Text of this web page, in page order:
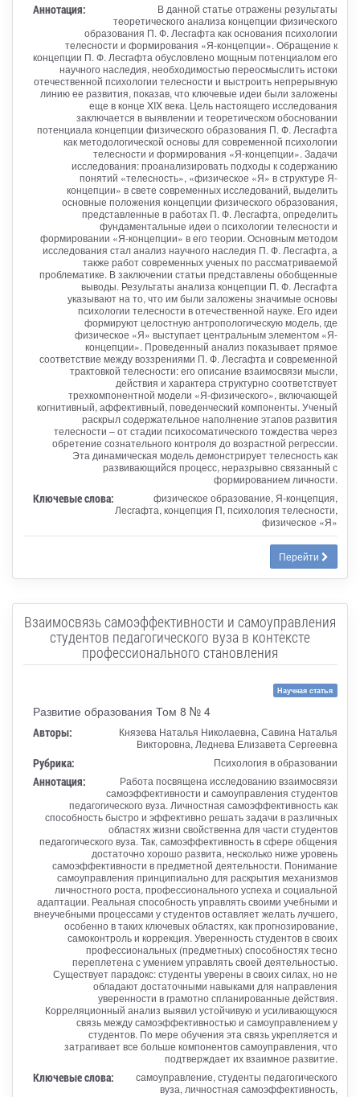
Аннотация:
В данной статье отражены результаты
теоретического анализа концепции физического
образования П. Ф. Лесгафта как основания психологии
телесности и формирования «Я-концепции». Обращение к
концепции П. Ф. Лесгафта обусловлено мощным потенциалом его
научного наследия, необходимостью переосмыслить истоки
отечественной психологии телесности и выстроить непрерывную
линию ее развития, показав, что ключевые идеи были заложены
еще в конце XIX века. Цель настоящего исследования
заключается в выявлении и теоретическом обосновании
потенциала концепции физического образования П. Ф. Лесгафта
как методологической основы для современной психологии
телесности и формирования «Я-концепции». Задачи
исследования: проанализировать подходы к содержанию
понятий «телесность», «физическое «Я» в структуре Я-
концепции» в свете современных исследований, выделить
основные положения концепции физического образования,
представленные в работах П. Ф. Лесгафта, определить
фундаментальные идеи о психологии телесности и
формировании «Я-концепции» в его теории. Основным методом
исследования стал анализ научного наследия П. Ф. Лесгафта, а
также работ современных ученых по рассматриваемой
проблематике. В заключении статьи представлены обобщенные
выводы. Результаты анализа концепции П. Ф. Лесгафта
указывают на то, что им были заложены значимые основы
психологии телесности в отечественной науке. Его идеи
формируют целостную антропологическую модель, где
физическое «Я» выступает центральным элементом «Я-
концепции». Проведенный анализ показывает прямое
соответствие между воззрениями П. Ф. Лесгафта и современной
трактовкой телесности: его описание взаимосвязи мысли,
действия и характера структурно соответствует
трехкомпонентной модели «Я-физического», включающей
когнитивный, аффективный, поведенческий компоненты. Ученый
раскрыл содержательное наполнение этапов развития
телесности – от стадии психосоматического тождества через
обретение сознательного контроля до возрастной регрессии.
Эта динамическая модель демонстрирует телесность как
развивающийся процесс, неразрывно связанный с
формированием личности.
Ключевые слова:
физическое образование, Я-концепция,
Лесгафта, концепция П, психология телесности,
физическое «Я»
Перейти
Взаимосвязь самоэффективности и самоуправления
студентов педагогического вуза в контексте
профессионального становления
Научная статья
Развитие образования Том 8 № 4
Авторы:
Князева Наталья Николаевна, Савина Наталья
Викторовна, Леднева Елизавета Сергеевна
Рубрика: Психология в образовании
Аннотация:
Работа посвящена исследованию взаимосвязи
самоэффективности и самоуправления студентов
педагогического вуза. Личностная самоэффективность как
способность быстро и эффективно решать задачи в различных
областях жизни свойственна для части студентов
педагогического вуза. Так, самоэффективность в сфере общения
достаточно хорошо развита, несколько ниже уровень
самоэффективности в предметной деятельности. Понимание
самоуправления принципиально для раскрытия механизмов
личностного роста, профессионального успеха и социальной
адаптации. Реальная способность управлять своими учебными и
внеучебными процессами у студентов оставляет желать лучшего,
особенно в таких ключевых областях, как прогнозирование,
самоконтроль и коррекция. Уверенность студентов в своих
профессиональных (предметных) способностях тесно
переплетена с умением управлять своей деятельностью.
Существует парадокс: студенты уверены в своих силах, но не
обладают достаточными навыками для направления
уверенности в грамотно спланированные действия.
Корреляционный анализ выявил устойчивую и усиливающуюся
связь между самоэффективностью и самоуправлением у
студентов. По мере обучения эта связь укрепляется и
затрагивает все больше компонентов самоуправления, что
подтверждает их взаимное развитие.
Ключевые слова:
самоуправление, студенты педагогического
вуза, личностная самоэффективность,